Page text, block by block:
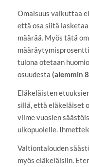
Omaisuus vaikuttaa
että osa siitä
määrää. Myös tätä
tulona otetaan
osuudesta (aiemmin
Eläkeläisten
sillä, että eläkeläiset
viime vuosien
ulkopuolelle.
Valtiontalouden
myös eläkeläisiin.